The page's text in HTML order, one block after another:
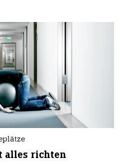
alles richten